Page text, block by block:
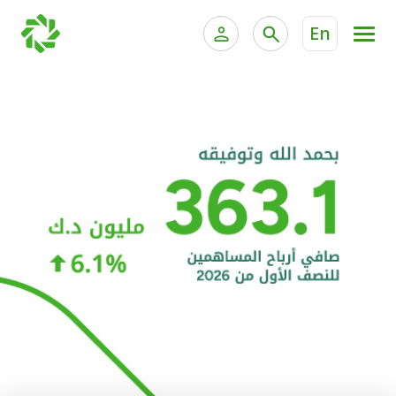
En
الخدمات المصرفية الإلكترونية للشركات
خدمة "بيتك" للتداول الإلكتروني
الحسابات المصرفية
البطاقات
"برامج العملاء"